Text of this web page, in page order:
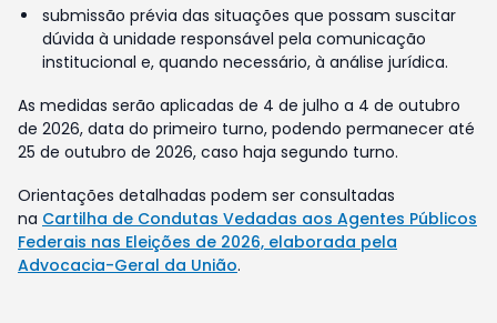
submissão prévia das situações que possam suscitar
dúvida à unidade responsável pela comunicação
institucional e, quando necessário, à análise jurídica.
As medidas serão aplicadas de 4 de julho a 4 de outubro
de 2026, data do primeiro turno, podendo permanecer até
25 de outubro de 2026, caso haja segundo turno.
Orientações detalhadas podem ser consultadas
na Cartilha de Condutas Vedadas aos Agentes Públicos
Federais nas Eleições de 2026, elaborada pela
Advocacia-Geral da União.